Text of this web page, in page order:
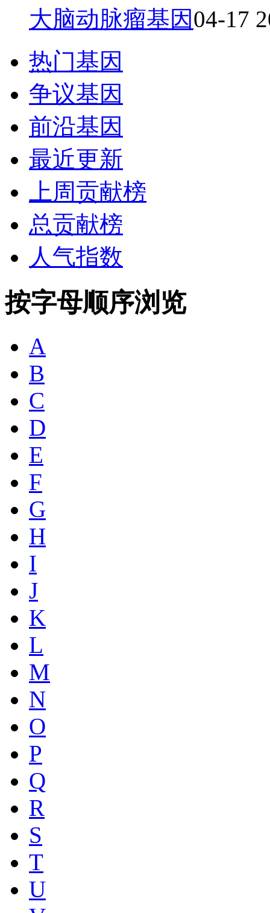
大脑动脉瘤基因04-17
热门基因
争议基因
前沿基因
最近更新
上周贡献榜
总贡献榜
人气指数
按字母顺序浏览
A
B
C
D
E
F
G
H
I
J
K
L
M
N
O
P
Q
R
S
T
U